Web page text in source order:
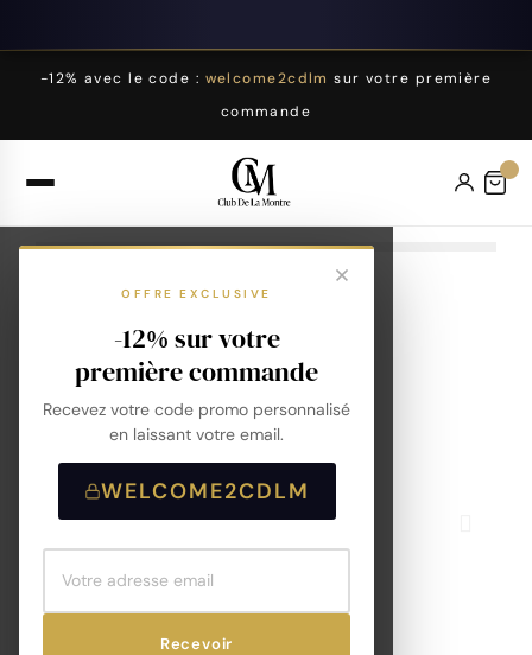
-12% avec le code : welcome2cdlm sur votre première
commande
OFFRE EXCLUSIVE
-12% sur votre
première commande
Recevez votre code promo personnalisé
en laissant votre email.
WELCOME2CDLM
Recevoir